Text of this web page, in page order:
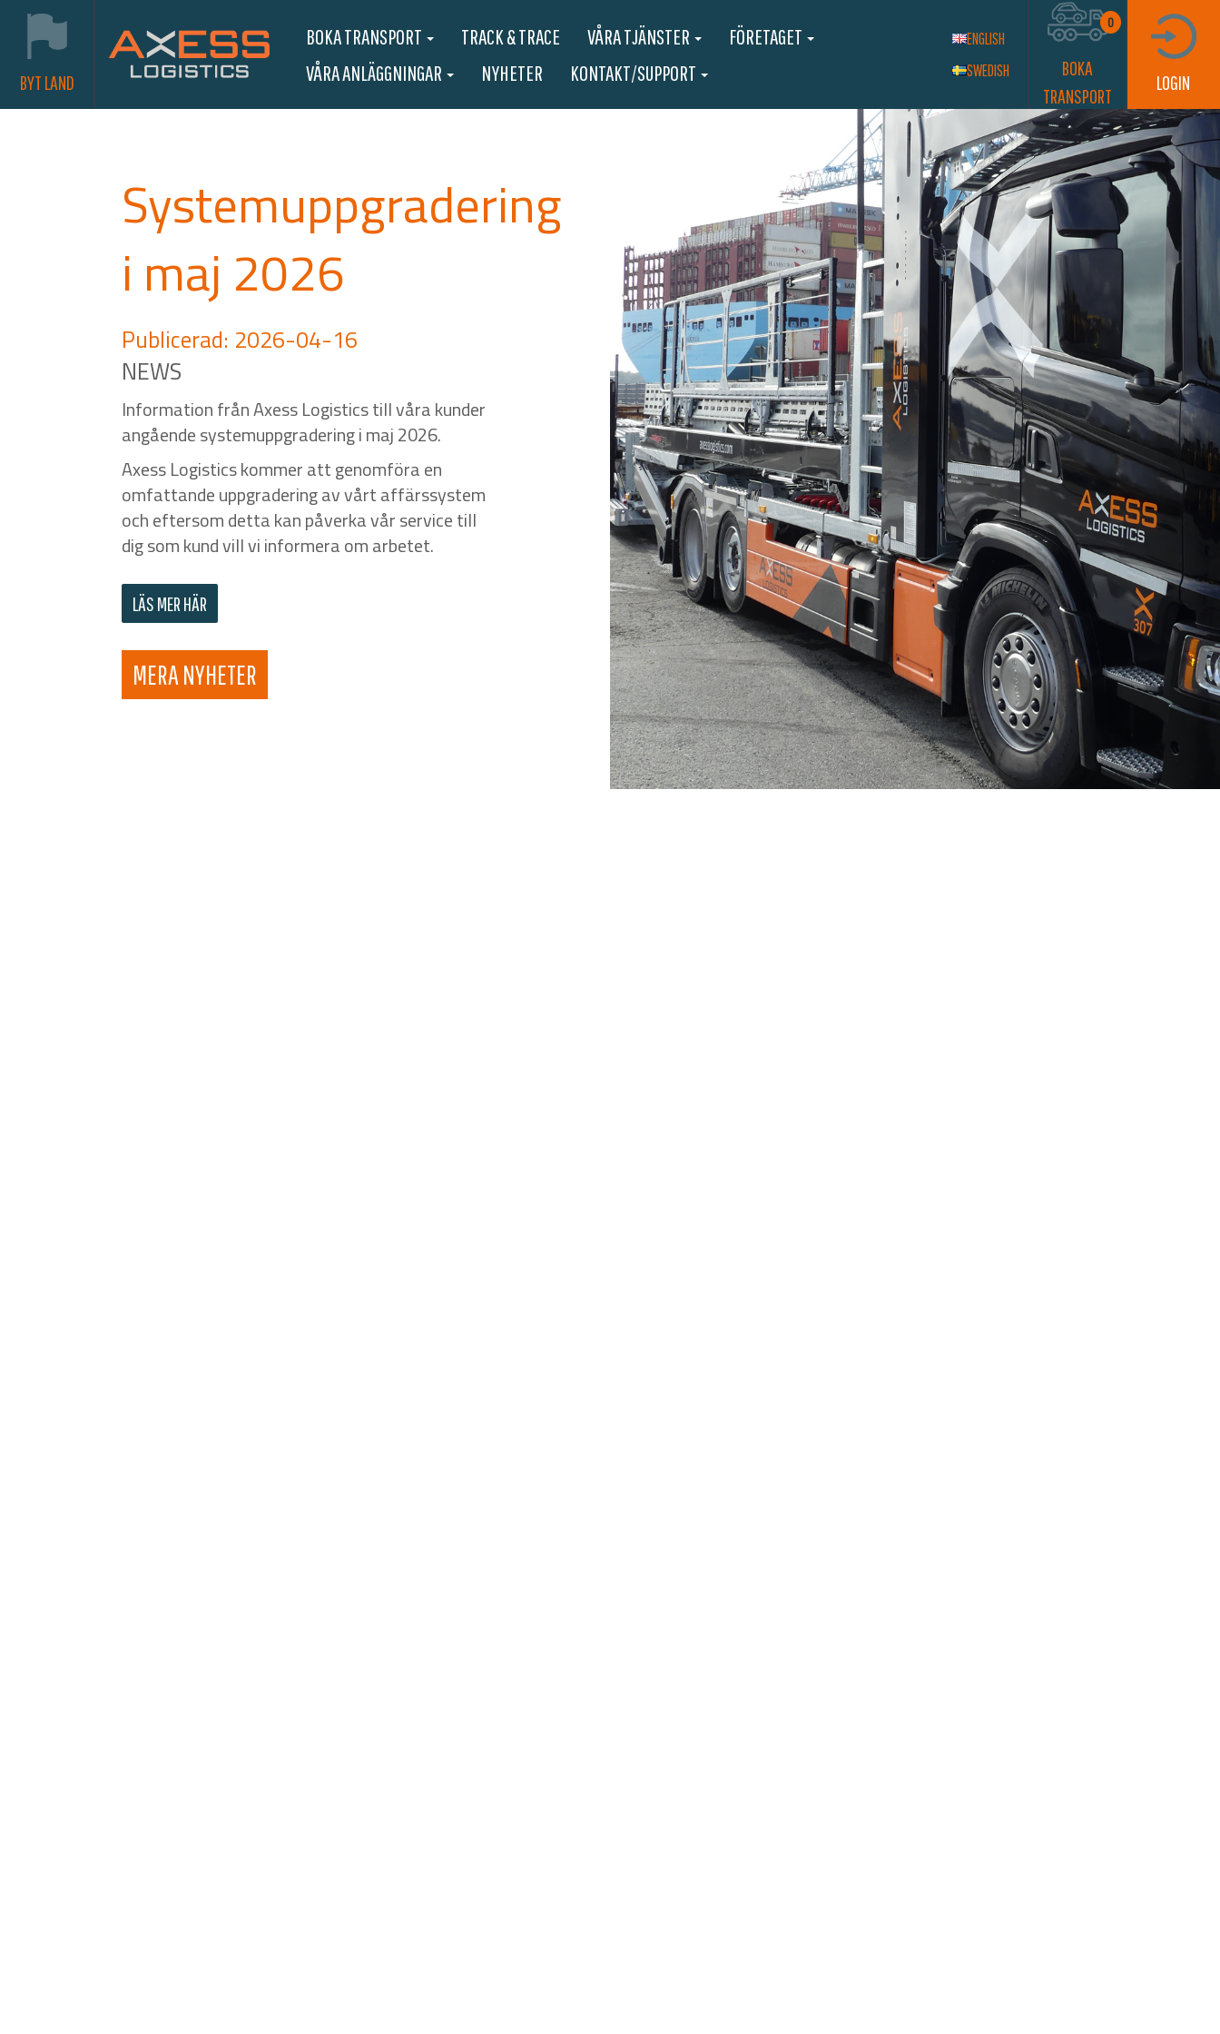
BYT LAND
BOKA TRANSPORT TRACK & TRACE VÅRA TJÄNSTER
FÖRETAGET
VÅRA ANLÄGGNINGAR
NYHETER KONTAKT/SUPPORT
ENGLISH
SWEDISH
BOKA
TRANSPORT
0
LOGIN
Systemuppgradering
i maj 2026
Publicerad: 2026-04-16
Information från Axess Logistics till våra kunder
angående systemuppgradering i maj 2026.
Axess Logistics kommer att genomföra en
omfattande uppgradering av vårt affärssystem
och eftersom detta kan påverka vår service till
dig som kund vill vi informera om arbetet.
LÄS MER HÄR
MERA NYHETER